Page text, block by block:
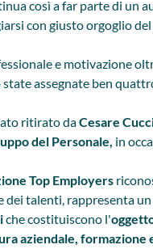
così a far parte di un
con giusto orgoglio
e motivazione
state assegnate ben
ritirato daCesare
del Personale, in
Top Employers
dei talenti, rappresenta un
che costituiscono l'
aziendale, formazione